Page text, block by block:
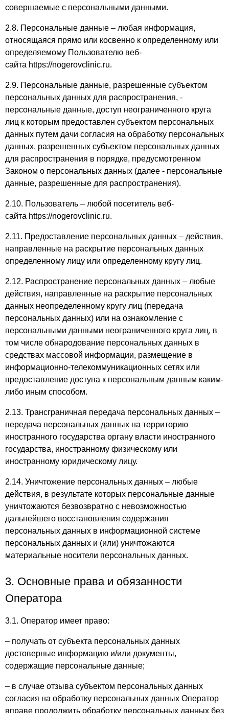
совершаемые с персональными данными.
2.8. Персональные данные – любая информация,
относящаяся прямо или косвенно к определенному или
определяемому Пользователю веб-
сайта https://nogerovclinic.ru.
2.9. Персональные данные, разрешенные субъектом
персональных данных для распространения, -
персональные данные, доступ неограниченного круга
лиц к которым предоставлен субъектом персональных
данных путем дачи согласия на обработку персональных
данных, разрешенных субъектом персональных данных
для распространения в порядке, предусмотренном
Законом о персональных данных (далее - персональные
данные, разрешенные для распространения).
2.10. Пользователь – любой посетитель веб-
сайта https://nogerovclinic.ru.
2.11. Предоставление персональных данных – действия,
направленные на раскрытие персональных данных
определенному лицу или определенному кругу лиц.
2.12. Распространение персональных данных – любые
действия, направленные на раскрытие персональных
данных неопределенному кругу лиц (передача
персональных данных) или на ознакомление с
персональными данными неограниченного круга лиц, в
том числе обнародование персональных данных в
средствах массовой информации, размещение в
информационно-телекоммуникационных сетях или
предоставление доступа к персональным данным каким-
либо иным способом.
2.13. Трансграничная передача персональных данных –
передача персональных данных на территорию
иностранного государства органу власти иностранного
государства, иностранному физическому или
иностранному юридическому лицу.
2.14. Уничтожение персональных данных – любые
действия, в результате которых персональные данные
уничтожаются безвозвратно с невозможностью
дальнейшего восстановления содержания
персональных данных в информационной системе
персональных данных и (или) уничтожаются
материальные носители персональных данных.
3. Основные права и обязанности
Оператора
3.1. Оператор имеет право:
– получать от субъекта персональных данных
достоверные информацию и/или документы,
содержащие персональные данные;
– в случае отзыва субъектом персональных данных
согласия на обработку персональных данных Оператор
вправе продолжить обработку персональных данных без